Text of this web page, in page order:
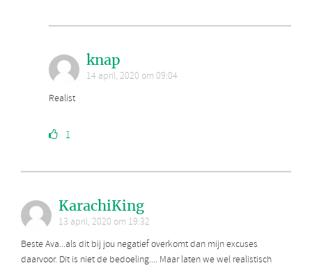
knap
14 april, 2020 om 09:04
Realist
1
KarachiKing
13 april, 2020 om 19:32
Beste Ava...als dit bij jou negatief overkomt dan mijn excuses
daarvoor. Dit is niet de bedoeling.... Maar laten we wel realistisch